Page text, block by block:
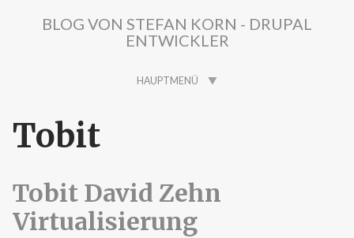
BLOG VON STEFAN KORN - DRUPAL
ENTWICKLER
HAUPTMENÜ
Tobit
Tobit David Zehn
Virtualisierung